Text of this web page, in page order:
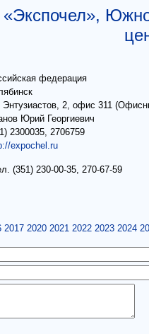
федерация
Энтузиастов, 2, офис 311
Юрий Георгиевич
2300035, 2706759
expochel.ru
(351) 230-00-35, 270-67-59
2017 2020 2021 2022 2023 2024